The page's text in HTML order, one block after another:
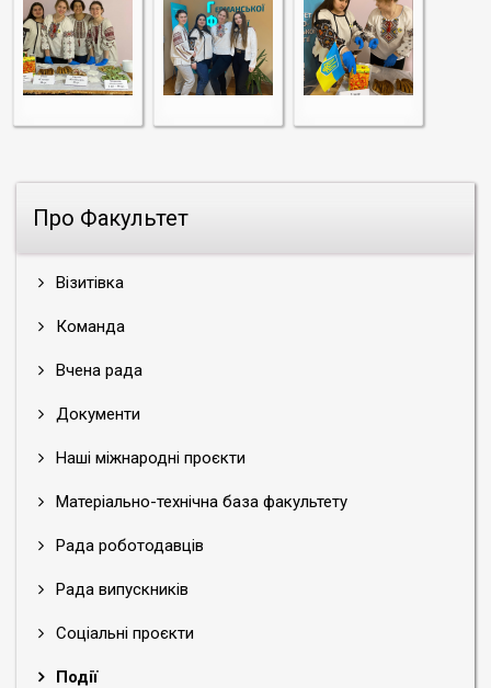
Про Факультет
Візитівка
Команда
Вчена рада
Документи
Наші міжнародні проєкти
Матеріально-технічна база факультету
Рада роботодавців
Рада випускників
Соціальні проєкти
Події